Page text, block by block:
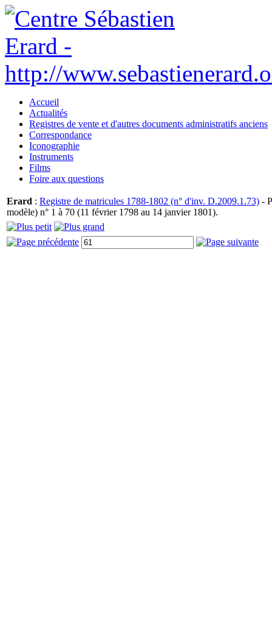
Accueil
Actualités
Registres de vente et d'autres documents administratifs anciens
Correspondance
Iconographie
Instruments
Films
Foire aux questions
Erard : Registre de matricules 1788-1802 (n° d'inv. D.2009.1.73) -
modèle) n° 1 à 70 (11 février 1798 au 14 janvier 1801).